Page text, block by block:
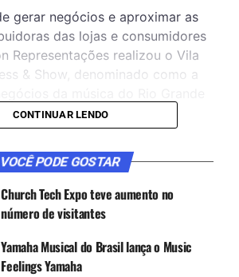
gerar negócios e aproximar as
das lojas e consumidores
Representações realizou o Vila
& Show, denominado como a
do Música & Mercado no
Google News.
Canal WhatsApp
CONTINUAR LENDO
VOCÊ PODE GOSTAR
Church Tech Expo teve aumento no
número de visitantes
Yamaha Musical do Brasil lança o Music
Feelings Yamaha